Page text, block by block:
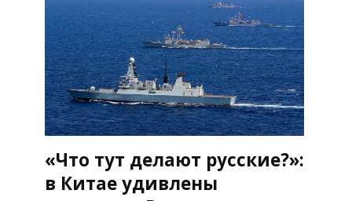
«Что тут делают русские?»:
в Китае удивлены